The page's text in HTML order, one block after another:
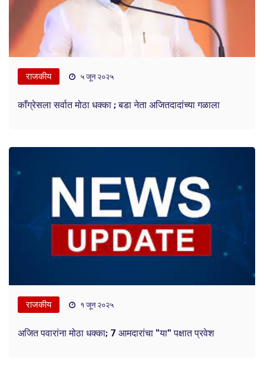
राजकीय ५ जून २०२५
काँग्रेसला सर्वात मोठा धक्का ; बडा नेता अजितदादांच्या गळाला
राजकीय १ जून २०२५
अजित पवारांना मोठा धक्का; 7 आमदारांचा "या" पक्षात प्रवेश